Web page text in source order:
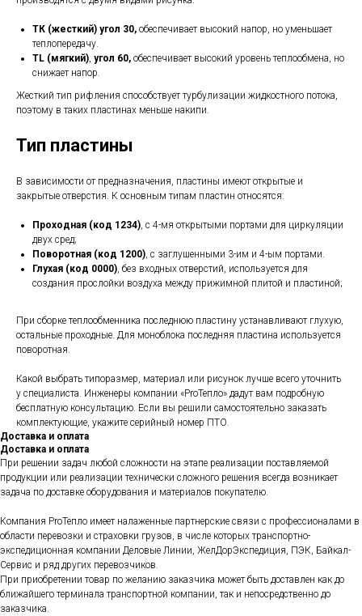
ТК (жесткий) угол 30, обеспечивает высокий напор, но уменьшает
теплопередачу.
TL (мягкий), угол 60, обеспечивает высокий уровень теплообмена, но
снижает напор.
Жесткий тип рифления способствует турбулизации жидкостного потока,
поэтому в таких пластинах меньше накипи.
Тип пластины
В зависимости от предназначения, пластины имеют открытые и
закрытые отверстия. К основным типам пластин относятся:
Проходная (код 1234), с 4-мя открытыми портами для циркуляции
двух сред;
Поворотная (код 1200), с заглушенными 3-им и 4-ым портами.
Глухая (код 0000), без входных отверстий, используется для
создания прослойки воздуха между прижимной плитой и пластиной;
При сборке теплообменника последнюю пластину устанавливают глухую,
остальные проходные. Для моноблока последняя пластина используется
поворотная.
Какой выбрать типоразмер, материал или рисунок лучше всего уточнить
у специалиста. Инженеры компании «ProТепло» дадут вам подробную
бесплатную консультацию. Если вы решили самостоятельно заказать
комплектующие, укажите серийный номер ПТО.
Доставка и оплата
Доставка и оплата
При решении задач любой сложности на этапе реализации поставляемой
продукции или реализации технически сложного решения всегда возникает
задача по доставке оборудования и материалов покупателю.
Компания ProТепло имеет налаженные партнерские связи с профессионалами в
области перевозки и страховки грузов, в числе которых транспортно-
экспедиционная компании Деловые Линии, ЖелДорЭкспедиция, ПЭК, Байкал-
Сервис и ряд других перевозчиков.
При приобретении товар по желанию заказчика может быть доставлен как до
ближайшего терминала транспортной компании, так и непосредственно до
заказчика.